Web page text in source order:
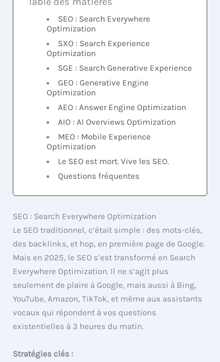
SEO : Search Everywhere
Optimization
SXO : Search Experience
Optimization
SGE : Search Generative Experience
GEO : Generative Engine
Optimization
AEO : Answer Engine Optimization
AIO : AI Overviews Optimization
MEO : Mobile Experience
Optimization
Le SEO est mort. Vive les SEO.
Questions fréquentes
SEO : Search Everywhere Optimization
Le SEO traditionnel, c’était simple : des mots-clés,
des backlinks, et hop, en première page de Google.
Mais en 2025, le SEO s’est transformé en Search
Everywhere Optimization. Il ne s’agit plus
seulement de plaire à Google, mais aussi à Bing,
YouTube, Amazon, TikTok, et même aux assistants
vocaux qui répondent à vos questions
existentielles à 3 heures du matin.
Stratégies clés :